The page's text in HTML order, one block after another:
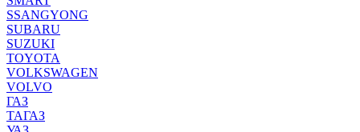
SSANGYONG
SUBARU
SUZUKI
TOYOTA
VOLKSWAGEN
VOLVO
ГАЗ
ТАГАЗ